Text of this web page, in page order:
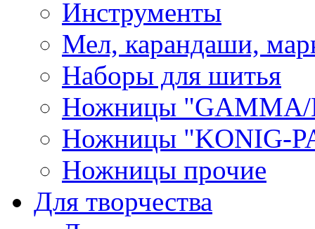
Инструменты
Мел, карандаши,
Наборы для шитья
Ножницы "GAMMA/
Ножницы "KONIG-
Ножницы прочие
Для творчества